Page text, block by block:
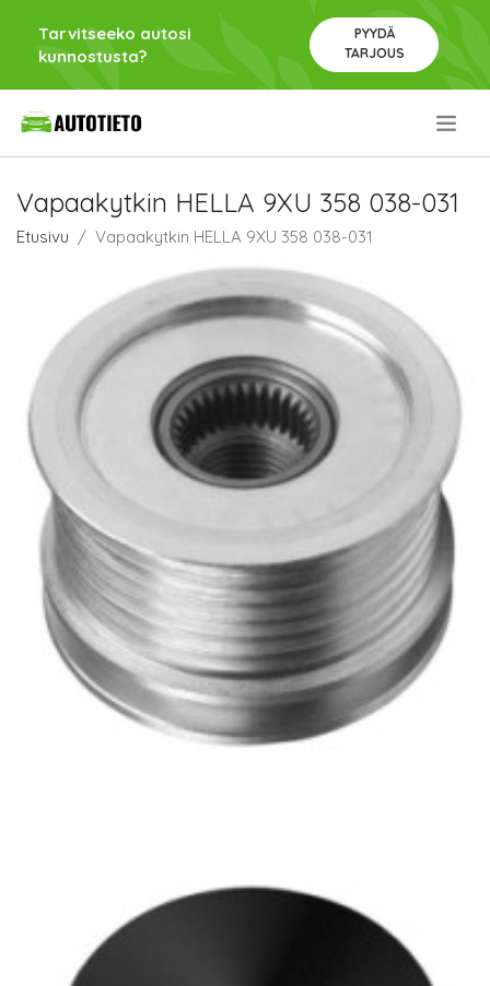
Tarvitseeko autosi
kunnostusta?
PYYDÄ
TARJOUS
Vapaakytkin HELLA 9XU 358 038-031
Etusivu Vapaakytkin HELLA 9XU 358 038-031